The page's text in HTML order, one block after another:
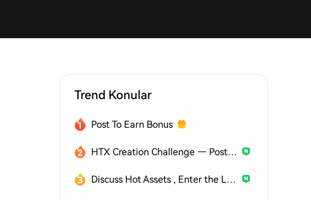
Trend Konular
Post To Earn Bonus
HTX Creation Challenge — Post and Win 1,500U
Discuss Hot Assets , Enter the Lucky Draw